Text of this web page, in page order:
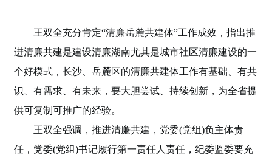
王双全充分肯定“清廉岳麓共建体”工作成效，指出推
进清廉共建是建设清廉湖南尤其是城市社区清廉建设的一
个好模式，长沙、岳麓区的清廉共建体工作有基础、有共
识、有需求、有未来，要大胆尝试、持续创新，为全省提
供可复制可推广的经验。
王双全强调，推进清廉共建，党委(党组)负主体责
任，党委(党组)书记履行第一责任人责任，纪委监委要充